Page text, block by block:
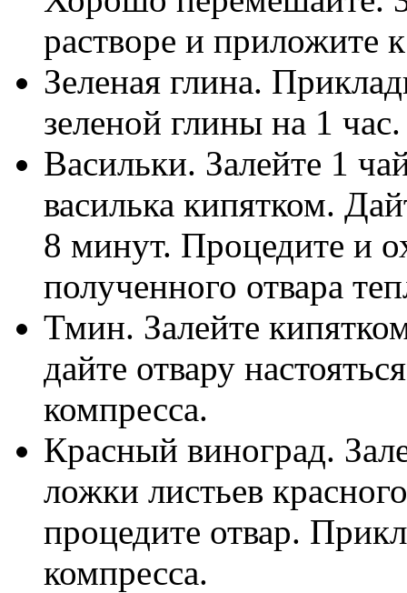
растворе и приложите
Зеленая глина.
зеленой глины на 1 час.
Васильки. Залейте 1
василька кипятком.
8 минут. Процедите и
полученного отвара
Тмин. Залейте
дайте отвару
компресса.
Красный виноград.
ложки листьев
процедите отвар.
компресса.